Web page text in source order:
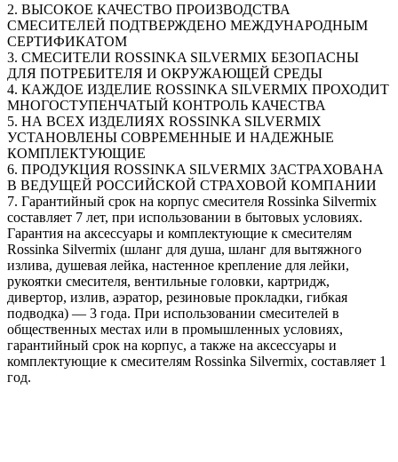
2. ВЫСОКОЕ КАЧЕСТВО ПРОИЗВОДСТВА
СМЕСИТЕЛЕЙ ПОДТВЕРЖДЕНО МЕЖДУНАРОДНЫМ
СЕРТИФИКАТОМ
3. СМЕСИТЕЛИ ROSSINKA SILVERMIX БЕЗОПАСНЫ
ДЛЯ ПОТРЕБИТЕЛЯ И ОКРУЖАЮЩЕЙ СРЕДЫ
4. КАЖДОЕ ИЗДЕЛИЕ ROSSINKA SILVERMIX ПРОХОДИТ
МНОГОСТУПЕНЧАТЫЙ КОНТРОЛЬ КАЧЕСТВА
5. НА ВСЕХ ИЗДЕЛИЯХ ROSSINKA SILVERMIX
УСТАНОВЛЕНЫ СОВРЕМЕННЫЕ И НАДЕЖНЫЕ
КОМПЛЕКТУЮЩИЕ
6. ПРОДУКЦИЯ ROSSINKA SILVERMIX ЗАСТРАХОВАНА
В ВЕДУЩЕЙ РОССИЙСКОЙ СТРАХОВОЙ КОМПАНИИ
7. Гарантийный срок на корпус смесителя Rossinka Silvermix
составляет 7 лет, при использовании в бытовых условиях.
Гарантия на аксессуары и комплектующие к смесителям
Rossinka Silvermix (шланг для душа, шланг для вытяжного
излива, душевая лейка, настенное крепление для лейки,
рукоятки смесителя, вентильные головки, картридж,
дивертор, излив, аэратор, резиновые прокладки, гибкая
подводка) — 3 года. При использовании смесителей в
общественных местах или в промышленных условиях,
гарантийный срок на корпус, а также на аксессуары и
комплектующие к смесителям Rossinka Silvermix, составляет 1
год.